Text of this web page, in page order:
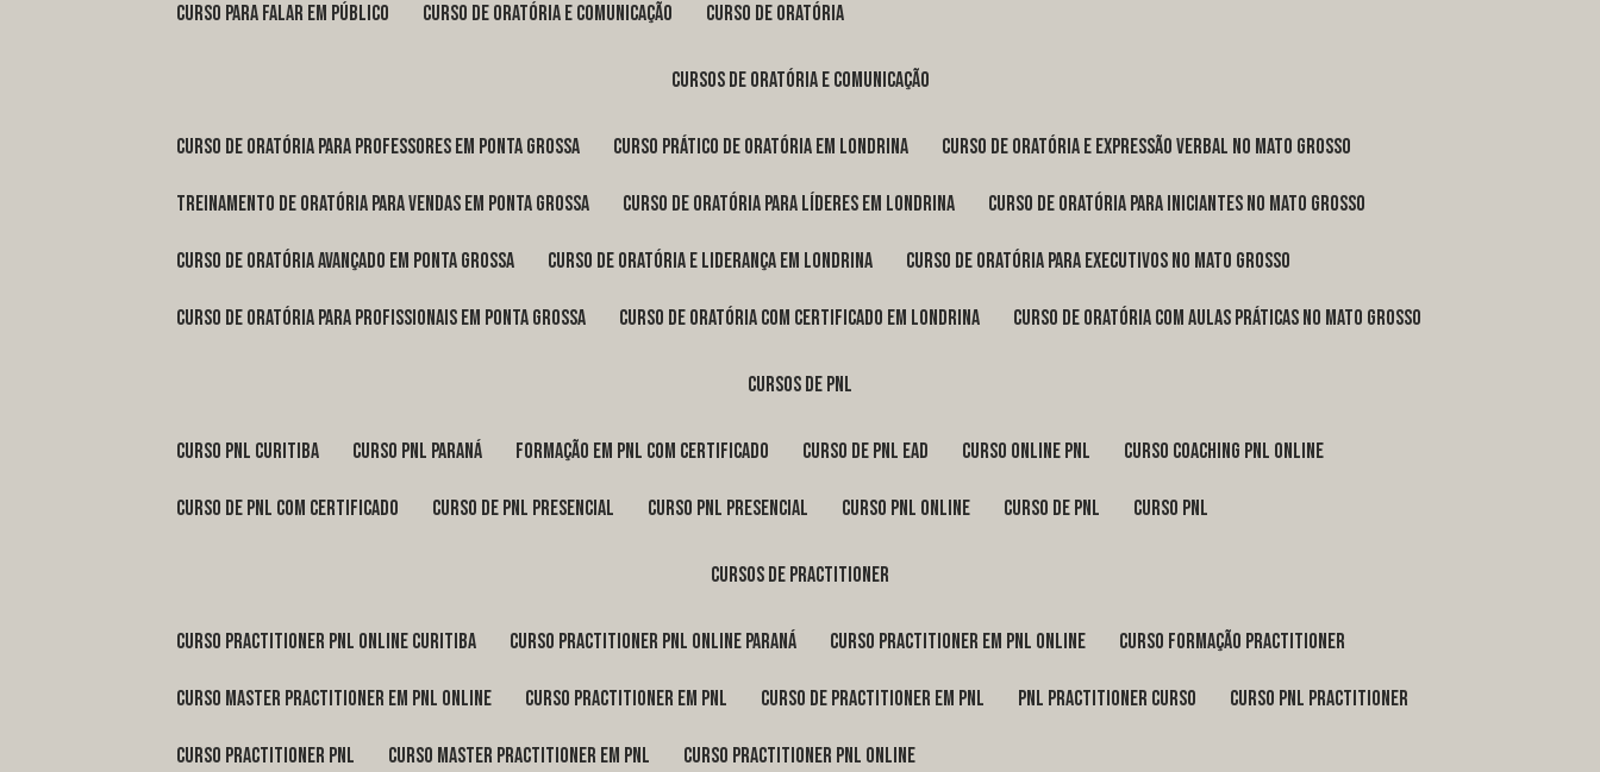
curso para falar em público curso de oratória e comunicação curso de oratória
cursos de oratória e comunicação
curso de oratória para professores em Ponta Grossa curso prático de oratória em Londrina curso de oratória e expressão verbal no Mato Grosso
treinamento de oratória para vendas em Ponta Grossa curso de oratória para líderes em Londrina curso de oratória para iniciantes no Mato Grosso
curso de oratória avançado em Ponta Grossa curso de oratória e liderança em Londrina curso de oratória para executivos no Mato Grosso
curso de oratória para profissionais em Ponta Grossa curso de oratória com certificado em Londrina curso de oratória com aulas práticas no Mato Grosso
cursos de pnl
curso pnl Curitiba curso pnl Paraná formação em pnl com certificado curso de pnl ead curso online pnl curso coaching pnl online
curso de pnl com certificado curso de pnl presencial curso pnl presencial curso pnl online curso de pnl curso pnl
cursos de practitioner
curso practitioner pnl online Curitiba curso practitioner pnl online Paraná curso practitioner em pnl online curso formação practitioner
curso master practitioner em pnl online curso practitioner em pnl curso de practitioner em pnl pnl practitioner curso curso pnl practitioner
curso practitioner pnl curso master practitioner em pnl curso practitioner pnl online